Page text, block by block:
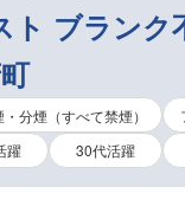
ブランク
分煙（すべて禁煙）
躍
30代活躍